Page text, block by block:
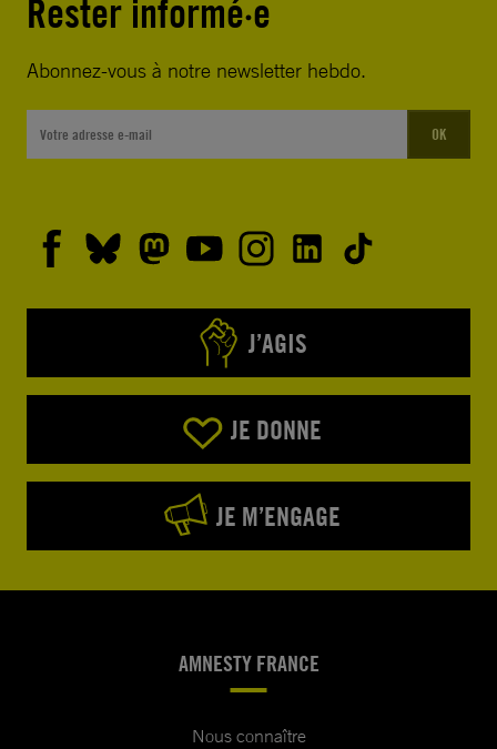
Rester informé·e
Abonnez-vous à notre newsletter hebdo.
OK
J’AGIS
JE DONNE
JE M’ENGAGE
AMNESTY FRANCE
Nous connaître